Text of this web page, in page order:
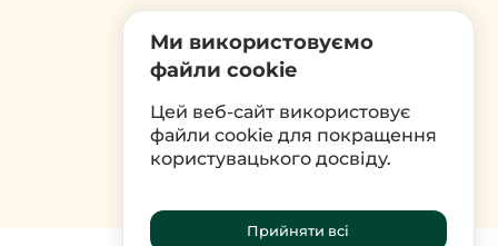
Ми використовуємо
файли cookie
Цей веб-сайт використовує
файли cookie для покращення
користувацького досвіду.
Прийняти всі